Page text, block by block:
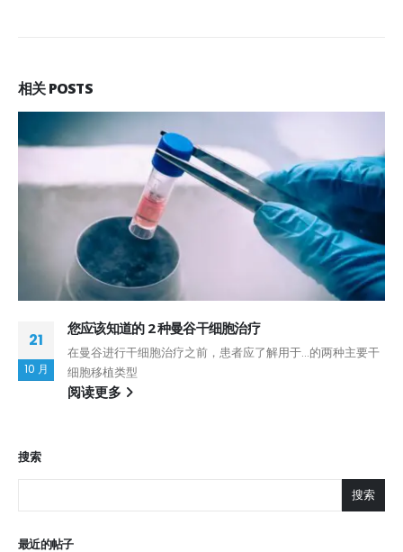
相关POSTS
21
10 月
您应该知道的 2 种曼谷干细胞治疗
在曼谷进行干细胞治疗之前，患者应了解用于...的两种主要干
细胞移植类型
阅读更多
搜索
搜索
最近的帖子